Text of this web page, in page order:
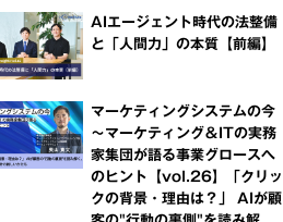
AIエージェント時代の法整備
と「人間力」の本質【前編】
マーケティングシステムの今
～マーケティング＆ITの実務
家集団が語る事業グロースへ
のヒント【vol.26】「クリッ
クの背景・理由は？」 AIが顧